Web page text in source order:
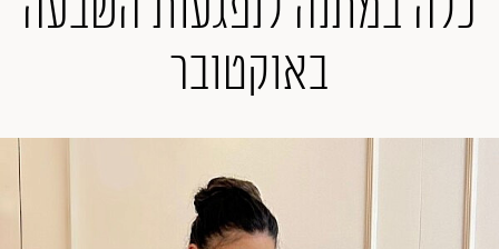
ביוטי
סלבס
ערוצים נוספים
המגזין
כלה במתנה לנפגעות השבעה
באוקטובר